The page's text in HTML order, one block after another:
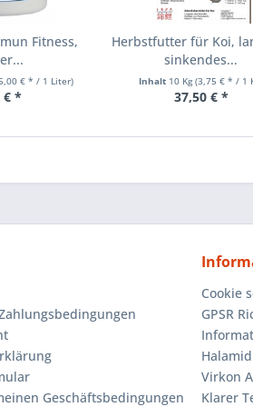
Fitness,
€ * / 1 Liter)
€ *
Herbstfutter für Koi,
sinkendes...
Inhalt 10 Kg(3,75 € * / 1
37,50 € *
Geschäftsbedingungen
Cookie
GPSR
Virkon
Klarer